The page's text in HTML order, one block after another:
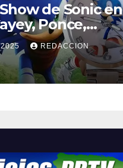
de Sonic en
Ponce,
y Humacao,
para el que
REDACCION